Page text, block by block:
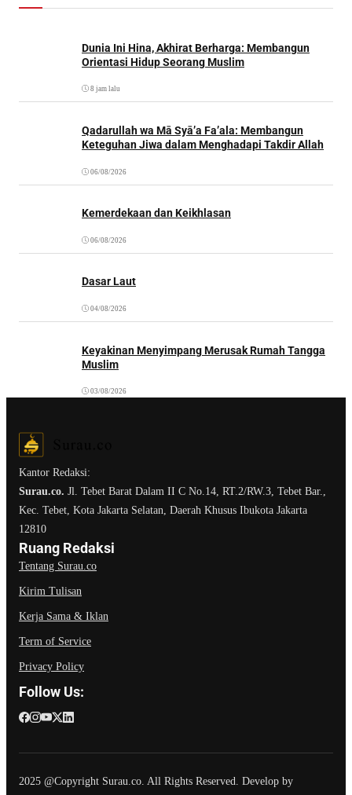
Dunia Ini Hina, Akhirat Berharga: Membangun
Orientasi Hidup Seorang Muslim
8 jam lalu
Qadarullah wa Mā Syā’a Fa’ala: Membangun
Keteguhan Jiwa dalam Menghadapi Takdir Allah
06/08/2026
Kemerdekaan dan Keikhlasan
06/08/2026
Dasar Laut
04/08/2026
Keyakinan Menyimpang Merusak Rumah Tangga
Muslim
03/08/2026
Kantor Redaksi:
Surau.co. Jl. Tebet Barat Dalam II C No.14, RT.2/RW.3, Tebet Bar.,
Kec. Tebet, Kota Jakarta Selatan, Daerah Khusus Ibukota Jakarta
12810
Ruang Redaksi
Tentang Surau.co
Kirim Tulisan
Kerja Sama & Iklan
Term of Service
Privacy Policy
Follow Us:
2025 @Copyright Surau.co. All Rights Reserved. Develop by